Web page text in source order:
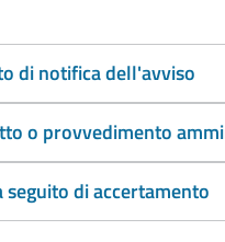
di notifica dell'avviso
o provvedimento
di accertamento